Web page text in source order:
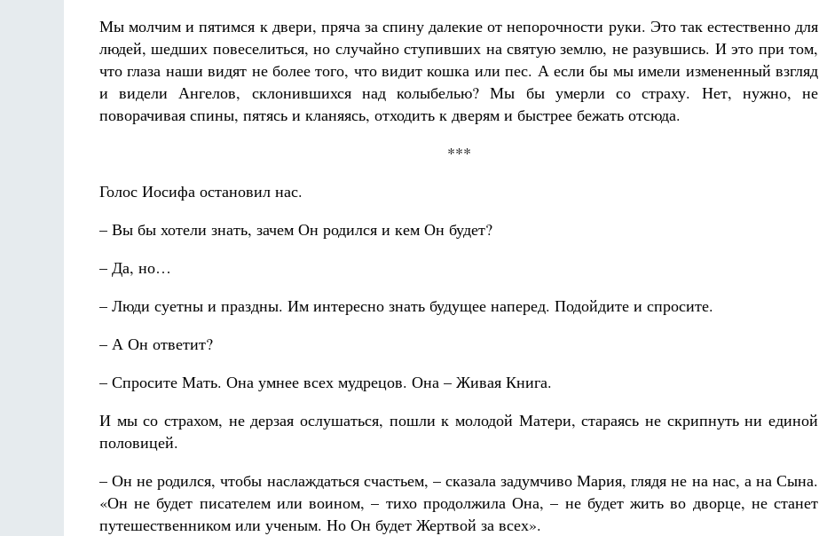
Мы молчим и пятимся к двери, пряча за спину далекие от непорочности руки. Это так естественно для
людей, шедших повеселиться, но случайно ступивших на святую землю, не разувшись. И это при том,
что глаза наши видят не более того, что видит кошка или пес. А если бы мы имели измененный взгляд
и видели Ангелов, склонившихся над колыбелью? Мы бы умерли со страху. Нет, нужно, не
поворачивая спины, пятясь и кланяясь, отходить к дверям и быстрее бежать отсюда.
***
Голос Иосифа остановил нас.
– Вы бы хотели знать, зачем Он родился и кем Он будет?
– Да, но…
– Люди суетны и праздны. Им интересно знать будущее наперед. Подойдите и спросите.
– А Он ответит?
– Спросите Мать. Она умнее всех мудрецов. Она – Живая Книга.
И мы со страхом, не дерзая ослушаться, пошли к молодой Матери, стараясь не скрипнуть ни единой
половицей.
– Он не родился, чтобы наслаждаться счастьем, – сказала задумчиво Мария, глядя не на нас, а на Сына.
«Он не будет писателем или воином, – тихо продолжила Она, – не будет жить во дворце, не станет
путешественником или ученым. Но Он будет Жертвой за всех».